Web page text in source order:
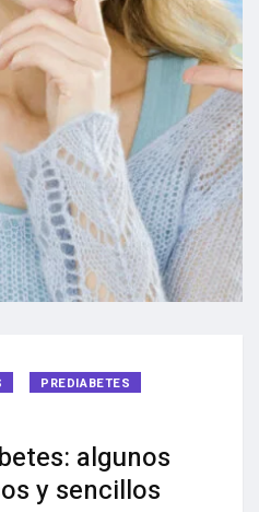
PREDIABETES
algunos
y sencillos